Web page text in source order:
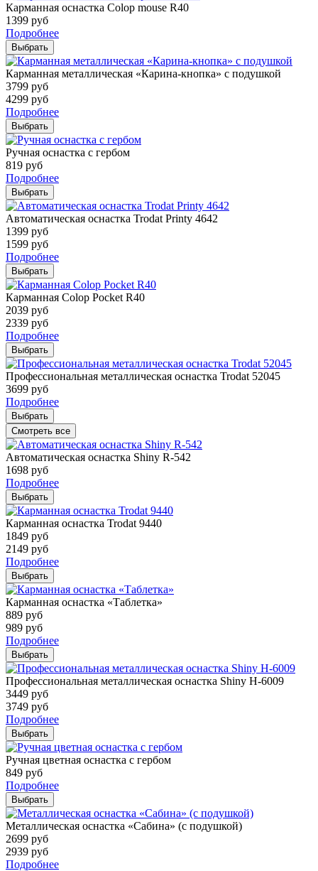
Карманная оснастка Colop mouse R40
1399 руб
Подробнее
Выбрать
Карманная металлическая «Карина-кнопка» с подушкой
3799 руб
4299 руб
Подробнее
Выбрать
Ручная оснастка с гербом
819 руб
Подробнее
Выбрать
Автоматическая оснастка Trodat Printy 4642
1399 руб
1599 руб
Подробнее
Выбрать
Карманная Colop Pocket R40
2039 руб
2339 руб
Подробнее
Выбрать
Профессиональная металлическая оснастка Trodat 52045
3699 руб
Подробнее
Выбрать
Смотреть все
Автоматическая оснастка Shiny R-542
1698 руб
Подробнее
Выбрать
Карманная оснастка Trodat 9440
1849 руб
2149 руб
Подробнее
Выбрать
Карманная оснастка «Таблетка»
889 руб
989 руб
Подробнее
Выбрать
Профессиональная металлическая оснастка Shiny H-6009
3449 руб
3749 руб
Подробнее
Выбрать
Ручная цветная оснастка с гербом
849 руб
Подробнее
Выбрать
Металлическая оснастка «Сабина» (с подушкой)
2699 руб
2939 руб
Подробнее